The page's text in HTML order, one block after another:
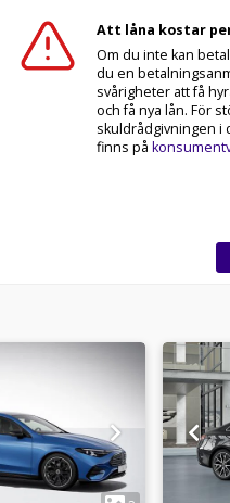
Att låna kostar
Om du inte kan
du en
svårigheter att få
och få nya lån. För
skuldrådgivningen i
finns på